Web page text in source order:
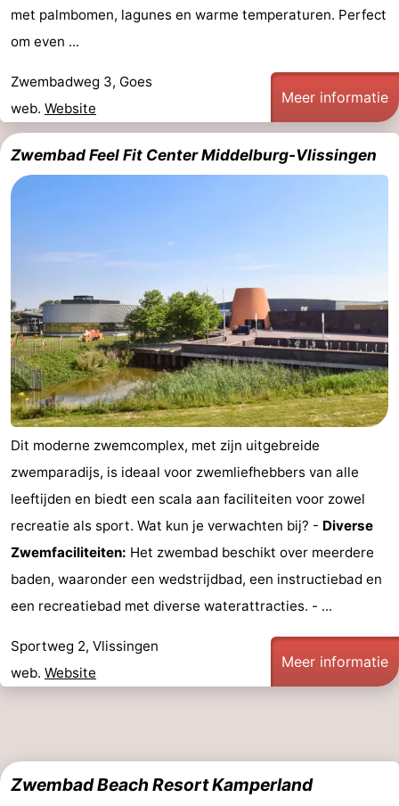
Vuurtorens
-
Uitkijkpunten
Attracties
-
Bowlen
Wellness
centra
Dorpen
&
Steden
Natuur
Rondleidingen
Sporten
Zwembaden
-
Fietsen
Paardrijden
-
en
en
Evenementen
met palmbomen, lagunes en warme temperaturen. Perfect
om even ...
Zwembadweg 3, Goes
web. Website
Meer informatie
Zwembad Feel Fit Center Middelburg-Vlissingen
Dit moderne zwemcomplex, met zijn uitgebreide
zwemparadijs, is ideaal voor zwemliefhebbers van alle
leeftijden en biedt een scala aan faciliteiten voor zowel
recreatie als sport. Wat kun je verwachten bij? - Diverse
Zwemfaciliteiten: Het zwembad beschikt over meerdere
baden, waaronder een wedstrijdbad, een instructiebad en
een recreatiebad met diverse waterattracties. - ...
Sportweg 2, Vlissingen
web. Website
Meer informatie
Zwembad Beach Resort Kamperland